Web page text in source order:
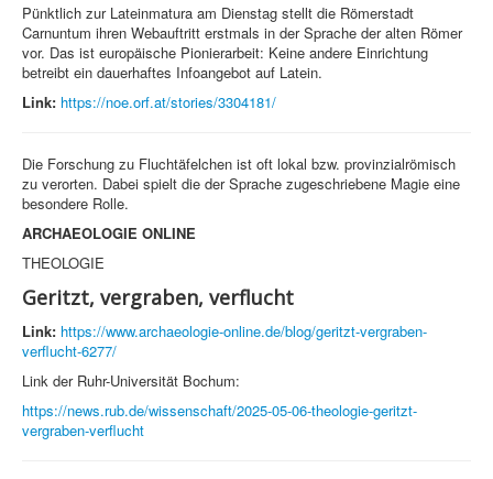
Pünktlich zur Lateinmatura am Dienstag stellt die Römerstadt
Carnuntum ihren Webauftritt erstmals in der Sprache der alten Römer
vor. Das ist europäische Pionierarbeit: Keine andere Einrichtung
betreibt ein dauerhaftes Infoangebot auf Latein.
Link: https://noe.orf.at/stories/3304181/
Die Forschung zu Fluchtäfelchen ist oft lokal bzw. provinzialrömisch
zu verorten. Dabei spielt die der Sprache zugeschriebene Magie eine
besondere Rolle.
ARCHAEOLOGIE ONLINE
THEOLOGIE
Geritzt, vergraben, verflucht
Link: https://www.archaeologie-online.de/blog/geritzt-vergraben-
verflucht-6277/
Link der Ruhr-Universität Bochum:
https://news.rub.de/wissenschaft/2025-05-06-theologie-geritzt-
vergraben-verflucht